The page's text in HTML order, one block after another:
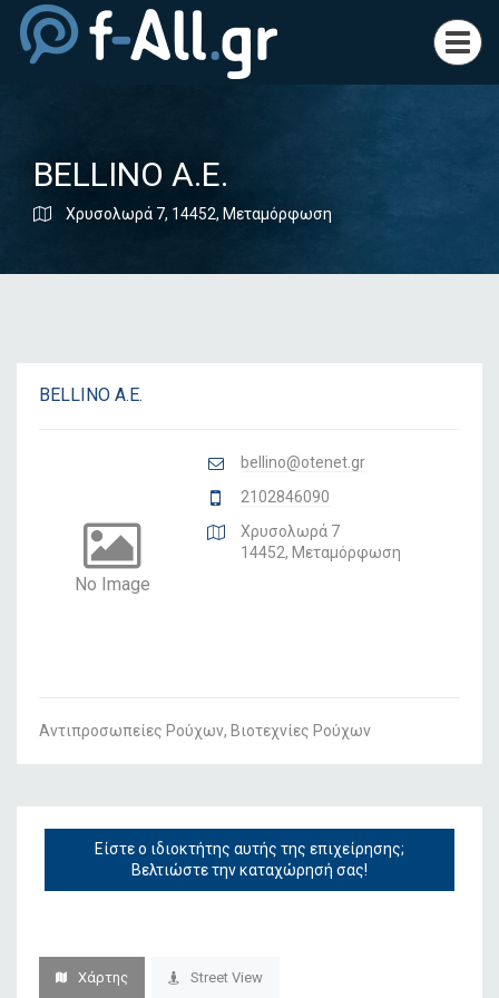
BELLINO A.E.
Χρυσολωρά 7, 14452, Μεταμόρφωση
BELLINO A.E.
No Image
bellino@otenet.gr
2102846090
Χρυσολωρά 7
14452, Μεταμόρφωση
Αντιπροσωπείες Ρούχων, Βιοτεχνίες Ρούχων
Είστε ο ιδιοκτήτης αυτής της επιχείρησης;
Βελτιώστε την καταχώρησή σας!
Χάρτης Street View